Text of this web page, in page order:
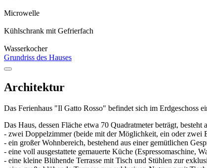
Microwelle
Kühlschrank mit Gefrierfach
Wasserkocher
Grundriss des Hauses
Architektur
Das Ferienhaus "Il Gatto Rosso" befindet sich im Erdgeschoss
Das Haus, dessen Fläche etwa 70 Quadratmeter beträgt, besteht
- zwei Doppelzimmer (beide mit der Möglichkeit, ein oder zwei
- ein großer Wohnbereich, bestehend aus einer gemütlichen
- eine voll ausgestattete gemauerte Küche (Espressomaschine,
- eine kleine Blühende Terrasse mit Tisch und Stühlen zur